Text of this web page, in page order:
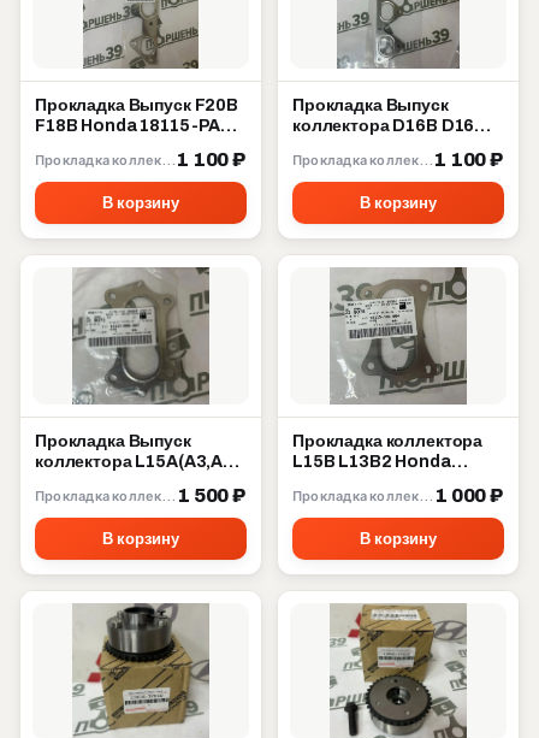
Прокладка Выпуск F20B
F18B Honda 18115-PAA-
1 100 ₽
В корзину
Прокладка Выпуск
коллектора D16B D16W
18115-P2A-003 1 100 ₽
В корзину
Прокладка Выпуск
коллектора L15A(A3,A7)
18115-RB0-007 1 500 ₽
В корзину
Прокладка коллектора
L15B L13B2 Honda
1 000 ₽
В корзину